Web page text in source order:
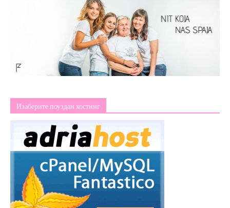
Изаберите поуздан хостинг